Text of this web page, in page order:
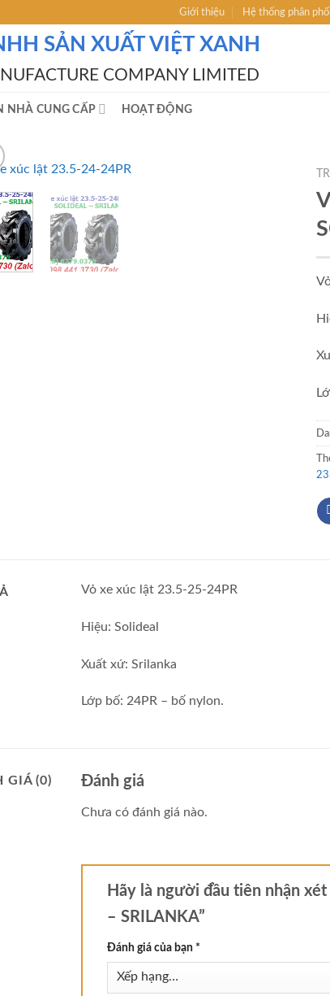
Giới thiệu Hệ thống phân
SẢN XUẤT VIỆT XANH
COMPANY LIMITED
NHÀ CUNG CẤP HOẠT ĐỘNG
Vỏ xe xúc lật 23.5-25-24PR
Hiệu: Solideal
Xuất xứ: Srilanka
Lớp bố: 24PR – bố nylon.
GIÁ (0) Đánh giá
Chưa có đánh giá nào.
Hãy là người đầu tiên nhận
– SRILANKA”
Đánh giá của bạn *